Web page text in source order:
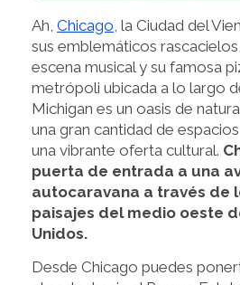
Ah, Chicago, la Ciudad del
sus emblemáticos
escena musical y su famosa
metrópoli ubicada a lo largo
Michigan es un oasis de
una gran cantidad de
una vibrante oferta cultural.
puerta de entrada a una
autocaravana a través de
paisajes del medio oeste
Unidos.
Desde Chicago puedes